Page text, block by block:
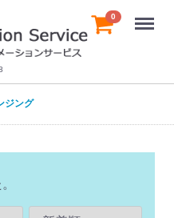
0 Menu
ジング